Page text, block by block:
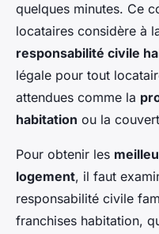
quelques minutes. Ce
locataires considère à
responsabilité civile
légale pour tout
attendues comme la
habitation ou la
Pour obtenir les
logement, il faut
responsabilité civile
franchises habitation,